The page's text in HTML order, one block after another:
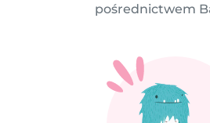
pośrednictwem